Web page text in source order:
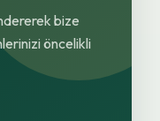
bize
öncelikli